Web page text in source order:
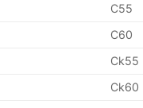
C55
C60
Ck55
Ck60